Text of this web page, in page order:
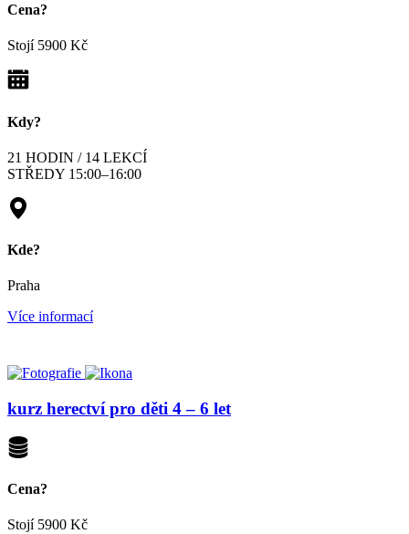
Cena?
Stojí 5900 Kč
Kdy?
21 HODIN / 14 LEKCÍ
STŘEDY 15:00–16:00
Kde?
Praha
Více informací
kurz herectví pro děti 4 – 6 let
Cena?
Stojí 5900 Kč